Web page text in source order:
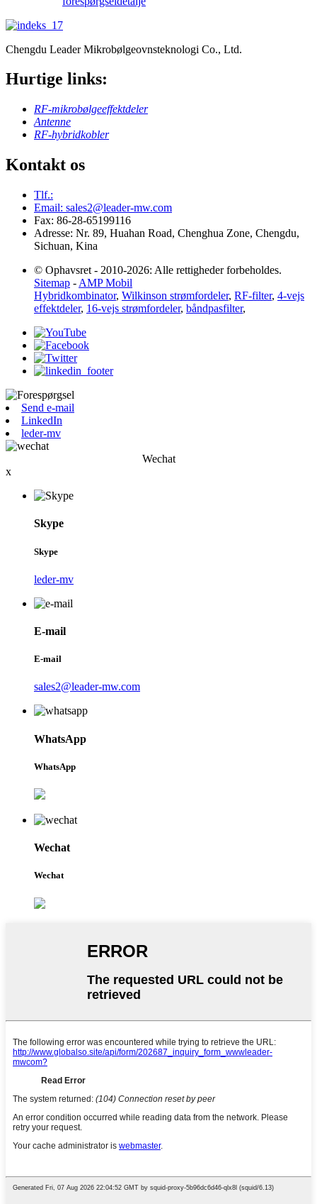
Chengdu Leader Mikrobølgeovnsteknologi Co., Ltd.
Hurtige links:
RF-mikrobølgeeffektdeler
Antenne
RF-hybridkobler
Kontakt os
Tlf.:
Email: sales2@leader-mw.com
Fax: 86-28-65199116
Adresse: Nr. 89, Huahan Road, Chenghua Zone, Chengdu,
Sichuan, Kina
© Ophavsret - 2010-2026: Alle rettigheder forbeholdes.
Sitemap - AMP Mobil
Hybridkombinator, Wilkinson strømfordeler, RF-filter, 4-vejs
effektdeler, 16-vejs strømfordeler, båndpasfilter,
Send e-mail
LinkedIn
leder-mv
Wechat
x
Skype
Skype
leder-mv
E-mail
E-mail
sales2@leader-mw.com
WhatsApp
WhatsApp
Wechat
Wechat